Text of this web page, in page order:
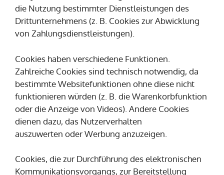
die Nutzung bestimmter Dienstleistungen des
Drittunternehmens (z. B. Cookies zur Abwicklung
von Zahlungsdienstleistungen).
Cookies haben verschiedene Funktionen.
Zahlreiche Cookies sind technisch notwendig, da
bestimmte Websitefunktionen ohne diese nicht
funktionieren würden (z. B. die Warenkorbfunktion
oder die Anzeige von Videos). Andere Cookies
dienen dazu, das Nutzerverhalten
auszuwerten oder Werbung anzuzeigen.
Cookies, die zur Durchführung des elektronischen
Kommunikationsvorgangs, zur Bereitstellung